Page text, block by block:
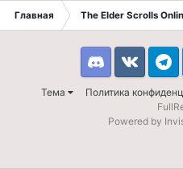
Главная The Elder Scrolls
Тема Политика
DiscordVK
Powered by